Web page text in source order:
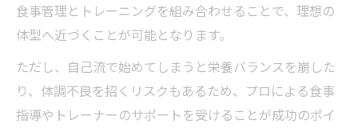
食事管理とトレーニングを組み合わせることで、理想の
体型へ近づくことが可能となります。
ただし、自己流で始めてしまうと栄養バランスを崩した
り、体調不良を招くリスクもあるため、プロによる食事
指導やトレーナーのサポートを受けることが成功のポイ